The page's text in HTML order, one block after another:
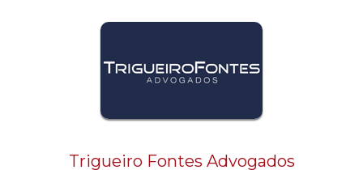
Trigueiro Fontes Advogados